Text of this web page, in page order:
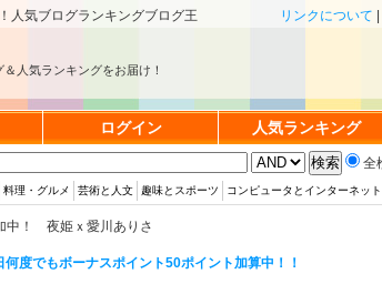
人気ブログランキングブログ王 リンクについて
人気ランキングをお届け！
ログイン 人気ランキング
全
料理・グルメ 芸術と人文 趣味とスポーツ コンピュータとインターネット
中！ 夜姫ｘ愛川ありさ
何度でもボーナスポイント50ポイント加算中！！